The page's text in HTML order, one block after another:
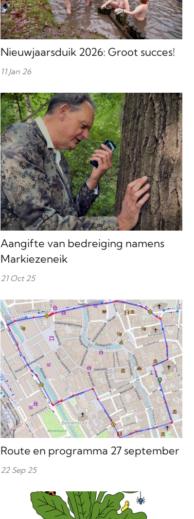
Nieuwjaarsduik 2026: Groot succes!
11 Jan 26
Aangifte van bedreiging namens
Markiezeneik
21 Oct 25
Route en programma 27 september
22 Sep 25